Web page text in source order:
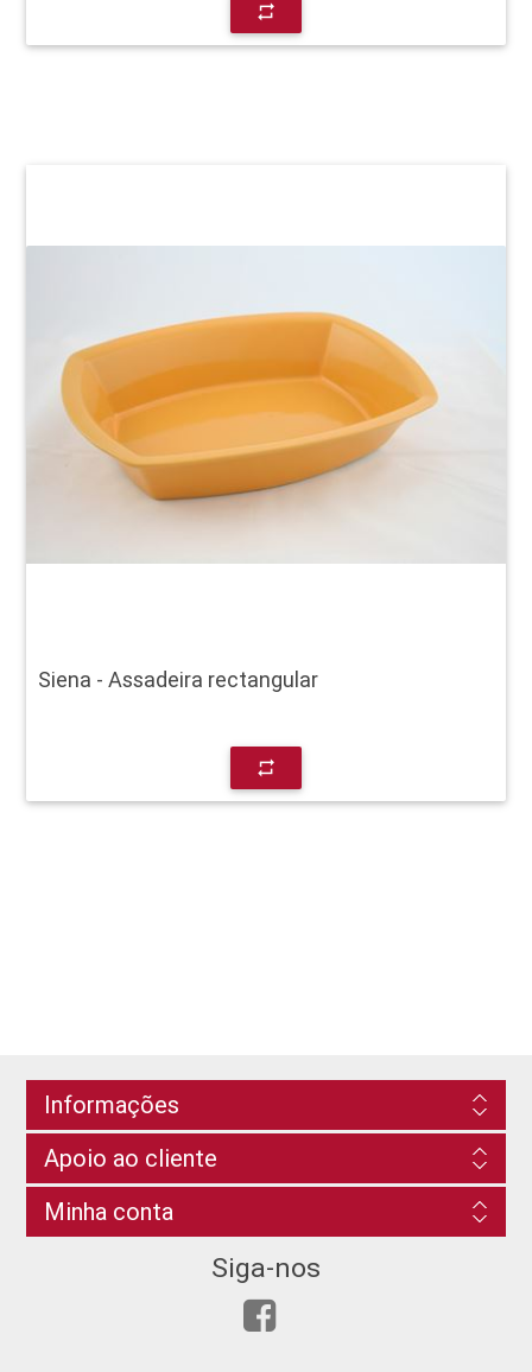
repeat
Siena - Assadeira rectangular
repeat
Informações
Apoio ao cliente
Minha conta
Siga-nos